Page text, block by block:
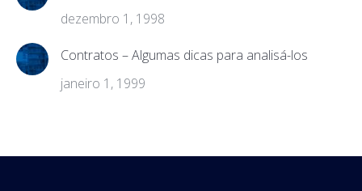
dezembro 1, 1998
Contratos – Algumas dicas para analisá-los
janeiro 1, 1999